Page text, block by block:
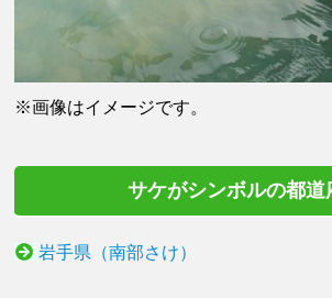
※画像はイメージです。
サケがシンボルの都道
岩手県（南部さけ）